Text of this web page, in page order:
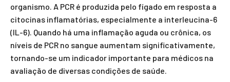
organismo. A PCR é produzida pelo fígado em resposta a
citocinas inflamatórias, especialmente a interleucina-6
(IL-6). Quando há uma inflamação aguda ou crônica, os
níveis de PCR no sangue aumentam significativamente,
tornando-se um indicador importante para médicos na
avaliação de diversas condições de saúde.